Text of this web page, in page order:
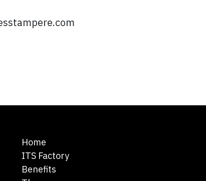
Home
ITS Factory
Benefits